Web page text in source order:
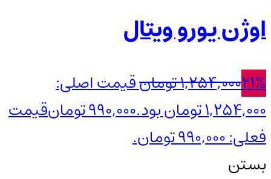
اوژن یورو ویتال
21%
1,254,000تومانقیمت اصلی:
1,254,000 تومان بود.
990,000تومانقیمت
فعلی: 990,000 تومان.
بستن